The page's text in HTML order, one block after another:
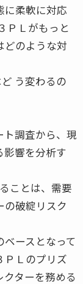
に柔軟に対応
ＰＬがもっと
のような対
う変わるの
ト調査から、現
影響を分析す
ことは、需要
の破綻リスク
ベースとなって
Ｌのプリズ
ターを務める